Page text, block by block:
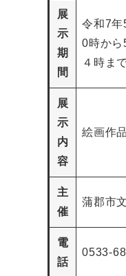
展
示
期
間
令和7年
0時から
４時ま
展
示
内
容
絵画作
主
催
蒲郡市
電
話
0533-